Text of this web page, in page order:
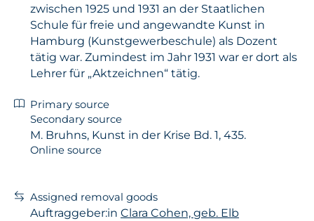
zwischen 1925 und 1931 an der Staatlichen
Schule für freie und angewandte Kunst in
Hamburg (Kunstgewerbeschule) als Dozent
tätig war. Zumindest im Jahr 1931 war er dort als
Lehrer für „Aktzeichnen“ tätig.
Primary source
Secondary source
M. Bruhns, Kunst in der Krise Bd. 1, 435.
Online source
Assigned removal goods
Auftraggeber:in Clara Cohen, geb. Elb